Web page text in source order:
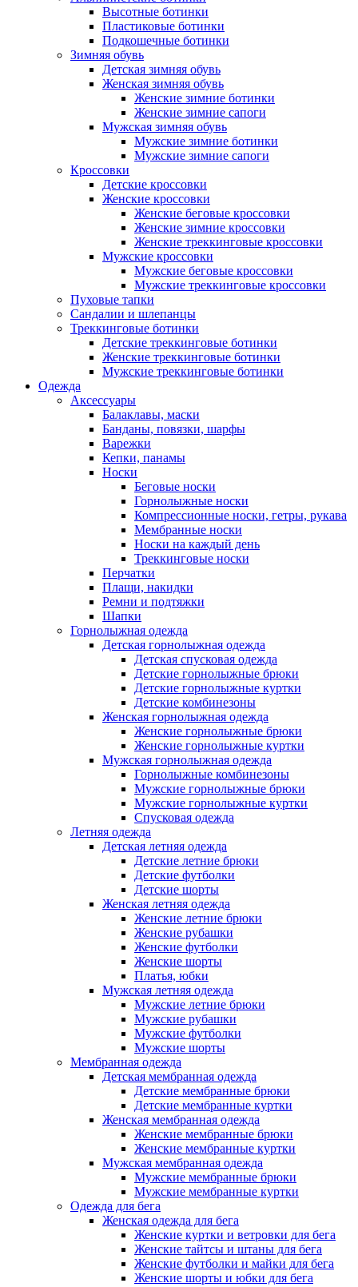
Высотные ботинки
Пластиковые ботинки
Подкошечные ботинки
Зимняя обувь
Детская зимняя обувь
Женская зимняя обувь
Женские зимние ботинки
Женские зимние сапоги
Мужская зимняя обувь
Мужские зимние ботинки
Мужские зимние сапоги
Кроссовки
Детские кроссовки
Женские кроссовки
Женские беговые кроссовки
Женские зимние кроссовки
Женские треккинговые кроссовки
Мужские кроссовки
Мужские беговые кроссовки
Мужские треккинговые кроссовки
Пуховые тапки
Сандалии и шлепанцы
Треккинговые ботинки
Детские треккинговые ботинки
Женские треккинговые ботинки
Мужские треккинговые ботинки
Одежда
Аксессуары
Балаклавы, маски
Банданы, повязки, шарфы
Варежки
Кепки, панамы
Носки
Беговые носки
Горнолыжные носки
Компрессионные носки, гетры, рукава
Мембранные носки
Носки на каждый день
Треккинговые носки
Перчатки
Плащи, накидки
Ремни и подтяжки
Шапки
Горнолыжная одежда
Детская горнолыжная одежда
Детская спусковая одежда
Детские горнолыжные брюки
Детские горнолыжные куртки
Детские комбинезоны
Женская горнолыжная одежда
Женские горнолыжные брюки
Женские горнолыжные куртки
Мужская горнолыжная одежда
Горнолыжные комбинезоны
Мужские горнолыжные брюки
Мужские горнолыжные куртки
Спусковая одежда
Летняя одежда
Детская летняя одежда
Детские летние брюки
Детские футболки
Детские шорты
Женская летняя одежда
Женские летние брюки
Женские рубашки
Женские футболки
Женские шорты
Платья, юбки
Мужская летняя одежда
Мужские летние брюки
Мужские рубашки
Мужские футболки
Мужские шорты
Мембранная одежда
Детская мембранная одежда
Детские мембранные брюки
Детские мембранные куртки
Женская мембранная одежда
Женские мембранные брюки
Женские мембранные куртки
Мужская мембранная одежда
Мужские мембранные брюки
Мужские мембранные куртки
Одежда для бега
Женская одежда для бега
Женские куртки и ветровки для бега
Женские тайтсы и штаны для бега
Женские футболки и майки для бега
Женские шорты и юбки для бега